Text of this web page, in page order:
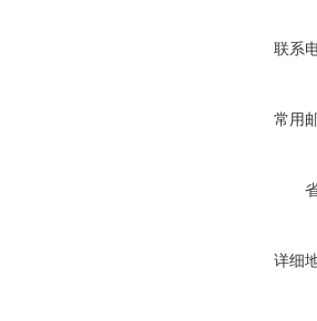
联系
常用
详细